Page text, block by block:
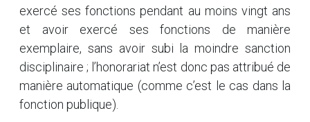
exercé ses fonctions pendant au moins vingt ans
et avoir exercé ses fonctions de manière
exemplaire, sans avoir subi la moindre sanction
disciplinaire ; l’honorariat n’est donc pas attribué de
manière automatique (comme c’est le cas dans la
fonction publique).